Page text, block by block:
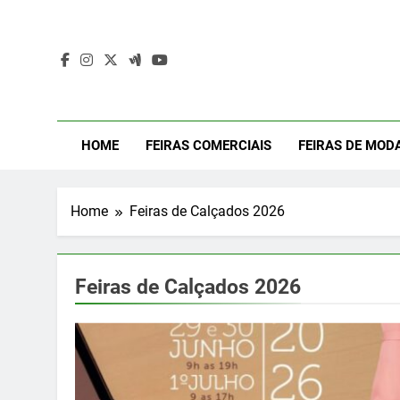
HOME FEIRAS COMERCIAIS FEIRAS DE
Home Feiras de Calçados 2026
Feiras de Calçados 2026